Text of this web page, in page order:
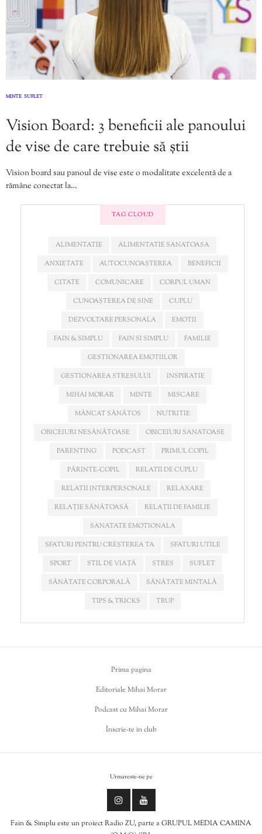
MINTE SUFLET
Vision Board: 3 beneficii ale panoului
de vise de care trebuie să știi
Vision board sau panoul de vise este o modalitate excelentă de a
rămâne conectat la…
TAG CLOUD
ALIMENTATIE
ALIMENTATIE SANATOASA
ANXIETATE
AUTOCUNOAȘTEREA
BENEFICII
CITATE
COMUNICARE
CORPUL UMAN
CUNOAȘTEREA DE SINE
CUPLU
DEZVOLTARE PERSONALA
EMOTII
FAIN & SIMPLU
FAIN SI SIMPLU
FAMILIE
GESTIONAREA EMOTIILOR
GESTIONAREA STRESULUI
INSPIRATIE
MIHAI MORAR
MINTE
MISCARE
MÂNCAT SĂNĂTOS
NUTRITIE
OBICEIURI NESĂNĂTOASE
OBICEIURI SANATOASE
PARENTING
PODCAST
PRIMUL COPIL
PĂRINTE-COPIL
RELATII DE CUPLU
RELATII INTERPERSONALE
RELAXARE
RELAȚIE SĂNĂTOASĂ
RELAȚII DE FAMILIE
SANATATE EMOTIONALA
SFATURI PENTRU CREȘTEREA TA
SFATURI UTILE
SPORT
STIL DE VIAȚĂ STRES
SUFLET
SĂNĂTATE CORPORALĂ
SĂNĂTATE MINTALĂ
TIPS & TRICKS
TRUP
Prima pagina
Editoriale Mihai Morar
Podcast cu Mihai Morar
Înscrie-te in club
Urmareste-ne pe
Fain & Simplu este un proiect Radio ZU, parte a GRUPUL MEDIA CAMINA